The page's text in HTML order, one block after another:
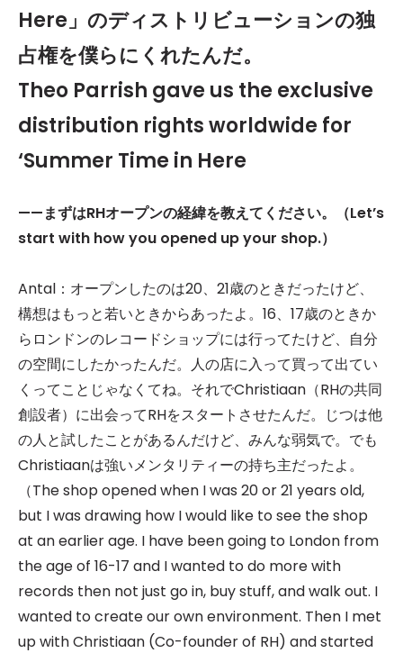
Here」のディストリビューションの独
占権を僕らにくれたんだ。
Theo Parrish gave us the exclusive
distribution rights worldwide for
‘Summer Time in Here
——まずはRHオープンの経緯を教えてください。（Let’s
start with how you opened up your shop.）
Antal：オープンしたのは20、21歳のときだったけど、
構想はもっと若いときからあったよ。16、17歳のときか
らロンドンのレコードショップには行ってたけど、自分
の空間にしたかったんだ。人の店に入って買って出てい
くってことじゃなくてね。それでChristiaan（RHの共同
創設者）に出会ってRHをスタートさせたんだ。じつは他
の人と試したことがあるんだけど、みんな弱気で。でも
Christiaanは強いメンタリティーの持ち主だったよ。
（The shop opened when I was 20 or 21 years old,
but I was drawing how I would like to see the shop
at an earlier age. I have been going to London from
the age of 16-17 and I wanted to do more with
records then not just go in, buy stuff, and walk out. I
wanted to create our own environment. Then I met
up with Christiaan (Co-founder of RH) and started